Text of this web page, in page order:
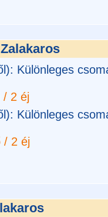
Zalakaros
Különleges
/ 2 éj
Különleges
/ 2 éj